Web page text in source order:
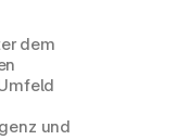
dem
und